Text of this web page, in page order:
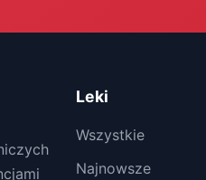
Leki
Wszystkie
Najnowsze